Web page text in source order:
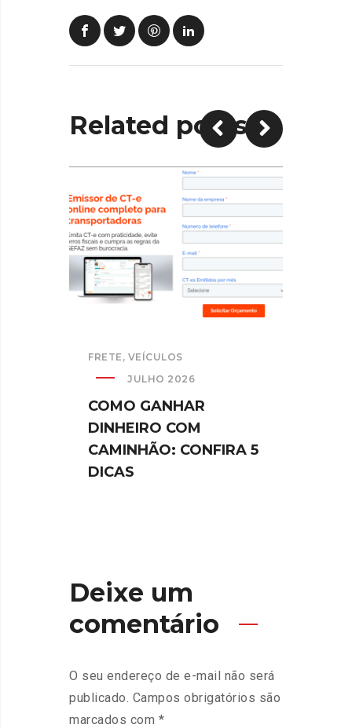
Related posts
FRETE , VEÍCULOS
JULHO 2026
COMO GANHAR
DINHEIRO COM
CAMINHÃO: CONFIRA 5
DICAS
Deixe um
comentário
O seu endereço de e-mail não será
publicado. Campos obrigatórios são
marcados com *